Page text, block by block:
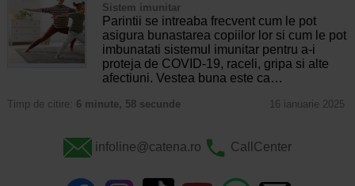
Sistem imunitar
Parintii se intreaba frecvent cum le pot
asigura bunastarea copiilor lor si cum le pot
imbunatati sistemul imunitar pentru a-i
proteja de COVID-19, raceli, gripa si alte
afectiuni. Vestea buna este ca…
Timp de citire: 6 minute, 58 secunde 16 ianuarie 2025
infoline@catena.ro CallCenter